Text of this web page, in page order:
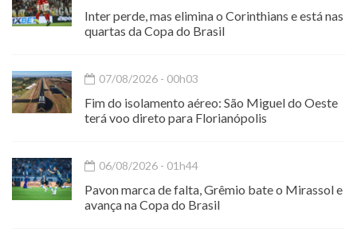
Inter perde, mas elimina o Corinthians e está nas
quartas da Copa do Brasil
07/08/2026 - 00h03
Fim do isolamento aéreo: São Miguel do Oeste
terá voo direto para Florianópolis
06/08/2026 - 01h44
Pavon marca de falta, Grêmio bate o Mirassol e
avança na Copa do Brasil